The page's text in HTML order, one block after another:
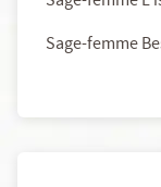
Sage-femme